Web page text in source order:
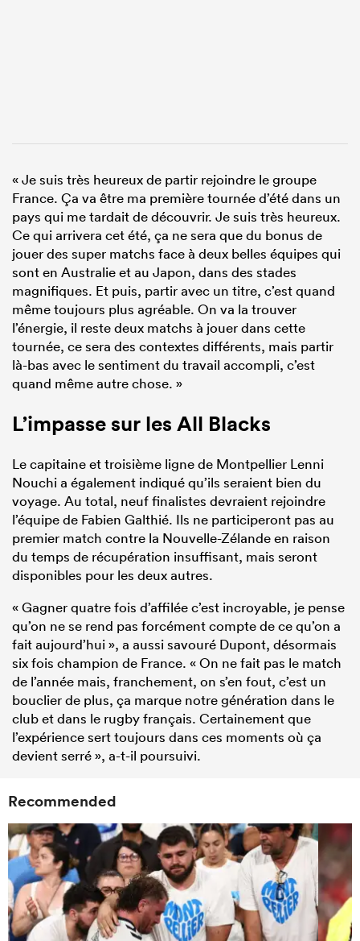
« Je suis très heureux de partir rejoindre le groupe
France. Ça va être ma première tournée d’été dans un
pays qui me tardait de découvrir. Je suis très heureux.
Ce qui arrivera cet été, ça ne sera que du bonus de
jouer des super matchs face à deux belles équipes qui
sont en Australie et au Japon, dans des stades
magnifiques. Et puis, partir avec un titre, c’est quand
même toujours plus agréable. On va la trouver
l’énergie, il reste deux matchs à jouer dans cette
tournée, ce sera des contextes différents, mais partir
là-bas avec le sentiment du travail accompli, c’est
quand même autre chose. »
L’impasse sur les All Blacks
Le capitaine et troisième ligne de Montpellier Lenni
Nouchi a également indiqué qu’ils seraient bien du
voyage. Au total, neuf finalistes devraient rejoindre
l’équipe de Fabien Galthié. Ils ne participeront pas au
premier match contre la Nouvelle-Zélande en raison
du temps de récupération insuffisant, mais seront
disponibles pour les deux autres.
« Gagner quatre fois d’affilée c’est incroyable, je pense
qu’on ne se rend pas forcément compte de ce qu’on a
fait aujourd’hui », a aussi savouré Dupont, désormais
six fois champion de France. « On ne fait pas le match
de l’année mais, franchement, on s’en fout, c’est un
bouclier de plus, ça marque notre génération dans le
club et dans le rugby français. Certainement que
l’expérience sert toujours dans ces moments où ça
devient serré », a-t-il poursuivi.
Recommended